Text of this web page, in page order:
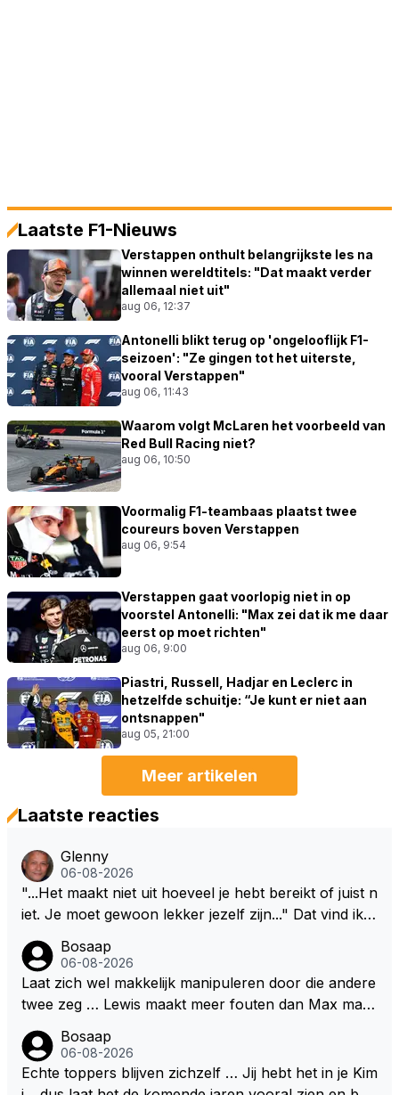
Laatste F1-Nieuws
Verstappen onthult belangrijkste les na
winnen wereldtitels: "Dat maakt verder
allemaal niet uit"
aug 06, 12:37
Antonelli blikt terug op 'ongelooflijk F1-
seizoen': "Ze gingen tot het uiterste,
vooral Verstappen"
aug 06, 11:43
Waarom volgt McLaren het voorbeeld van
Red Bull Racing niet?
aug 06, 10:50
Voormalig F1-teambaas plaatst twee
coureurs boven Verstappen
aug 06, 9:54
Verstappen gaat voorlopig niet in op
voorstel Antonelli: "Max zei dat ik me daar
eerst op moet richten"
aug 06, 9:00
Piastri, Russell, Hadjar en Leclerc in
hetzelfde schuitje: “Je kunt er niet aan
ontsnappen"
aug 05, 21:00
Meer artikelen
Laatste reacties
Glenny
06-08-2026
"...Het maakt niet uit hoeveel je hebt bereikt of juist n
iet. Je moet gewoon lekker jezelf zijn..." Dat vind ik z
waliteit en niet om kwantiteit in het (zijn) leven. Voor
zo'n mindset in een wereld waarin het nota bene he
el vaak juist WEL om kwantiteit draait, en dat op z
bben. Toen hij zijn eerste titel in Abu Dhabi won in 2
021 zei hij al direct dat hij had bereikt wat hij altijd al g
raag wilde. Max was tevreden, de rest is bonus. Iets
Bosaap
06-08-2026
Laat zich wel makkelijk manipuleren door die andere
twee zeg … Lewis maakt meer fouten dan Max maar
dt goed, begrijp mij goed, maar heeft ook het beste
materiaal .. Het kan en mag nooit zo zijn dat hij kwa
rijden hoger ingeschaald wordt dan Lewis en Max ..
Bosaap
06-08-2026
Echte toppers blijven zichzelf … Jij hebt het in je Kim